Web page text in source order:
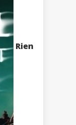
Rien